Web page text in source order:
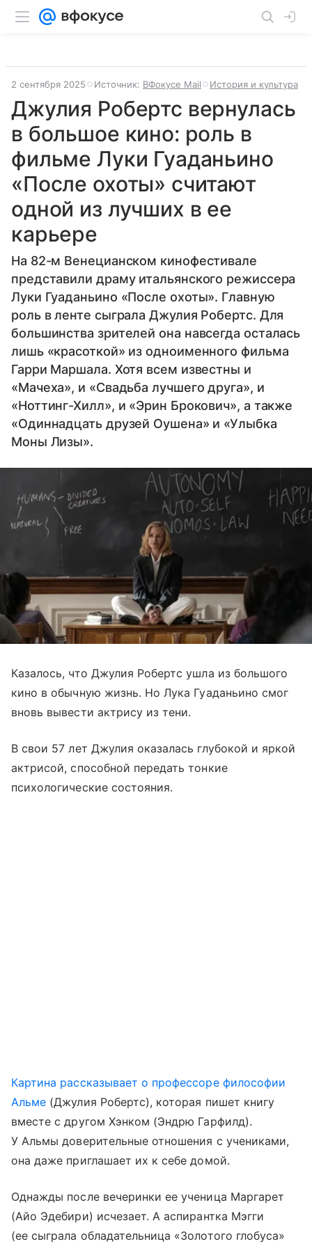
2 сентября 2025 Источник: ВФокусе Mail История и культура
Джулия Робертс вернулась
в большое кино: роль в
фильме Луки Гуаданьино
«После охоты» считают
одной из лучших в ее
карьере
На 82-м Венецианском кинофестивале
представили драму итальянского режиссера
Луки Гуаданьино «После охоты». Главную
роль в ленте сыграла Джулия Робертс. Для
большинства зрителей она навсегда осталась
лишь «красоткой» из одноименного фильма
Гарри Маршала. Хотя всем известны и
«Мачеха», и «Свадьба лучшего друга», и
«Ноттинг-Хилл», и «Эрин Брокович», а также
«Одиннадцать друзей Оушена» и «Улыбка
Моны Лизы».
Казалось, что Джулия Робертс ушла из большого
кино в обычную жизнь. Но Лука Гуаданьино смог
вновь вывести актрису из тени.
В свои 57 лет Джулия оказалась глубокой и яркой
актрисой, способной передать тонкие
психологические состояния.
Картина рассказывает о профессоре философии
Альме (Джулия Робертс), которая пишет книгу
вместе с другом Хэнком (Эндрю Гарфилд).
У Альмы доверительные отношения с учениками,
она даже приглашает их к себе домой.
Однажды после вечеринки ее ученица Маргарет
(Айо Эдебири) исчезает. А аспирантка Мэгги
(ее сыграла обладательница «Золотого глобуса»